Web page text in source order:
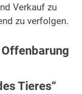
Verkauf zu
zu verfolgen.
Tieres“